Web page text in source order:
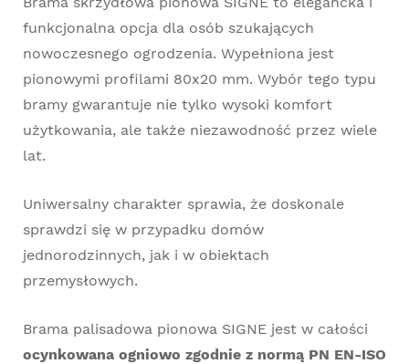
funkcjonalna opcja dla osób szukających
nowoczesnego ogrodzenia. Wypełniona jest
pionowymi profilami 80x20 mm. Wybór tego typu
bramy gwarantuje nie tylko wysoki komfort
użytkowania, ale także niezawodność przez wiele
lat.
Uniwersalny charakter sprawia, że doskonale
sprawdzi się w przypadku domów
jednorodzinnych, jak i w obiektach
przemysłowych.
Brama palisadowa pionowa SIGNE jest w całości
ocynkowana ogniowo zgodnie z normą PN EN-ISO